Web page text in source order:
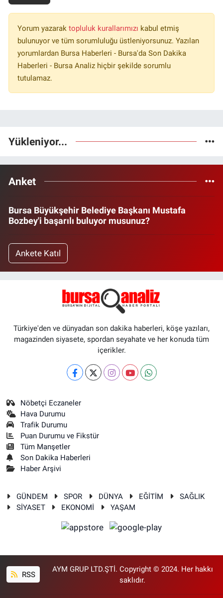
Yorum yazarak topluluk kurallarımızı kabul etmiş
bulunuyor ve tüm sorumluluğu üstleniyorsunuz. Yazılan
yorumlardan Bursa Haberleri - Bursa'da Son Dakika
Haberleri - Bursa Analiz hiçbir şekilde sorumlu
tutulamaz.
Yükleniyor...
Anket
Bursa Büyükşehir Belediye Başkanı Mustafa
Bozbey'i başarılı buluyor musunuz?
Ankete Katıl
Türkiye'den ve dünyadan son dakika haberleri, köşe yazıları,
magazinden siyasete, spordan seyahate ve her konuda tüm
içerikler.
Nöbetçi Eczaneler
Hava Durumu
Trafik Durumu
Puan Durumu ve Fikstür
Tüm Manşetler
Son Dakika Haberleri
Haber Arşivi
GÜNDEM SPOR DÜNYA EĞİTİM
SAĞLIK
SİYASET
EKONOMİ YAŞAM
RSS
AYM GRUP LTD.ŞTİ. Copyright © 2024. Her hakkı
saklıdır.